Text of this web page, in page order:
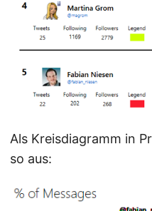
Als Kreisdiagramm in
so aus: